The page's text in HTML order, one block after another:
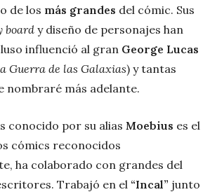
de los más grandes del cómic. Sus
board y diseño de personajes han
influenció al gran George Lucas
Guerra de las Galaxias) y tantas
nombraré más adelante.
conocido por su alias Moebius es el
cómics reconocidos
ha colaborado con grandes del
Trabajó en el “Incal” junto